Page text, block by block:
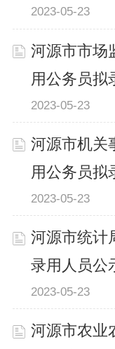
2023-05-23
河源市市场
用公务员拟
2023-05-23
河源市机关
用公务员拟
2023-05-23
河源市统计
录用人员公
2023-05-23
河源市农业